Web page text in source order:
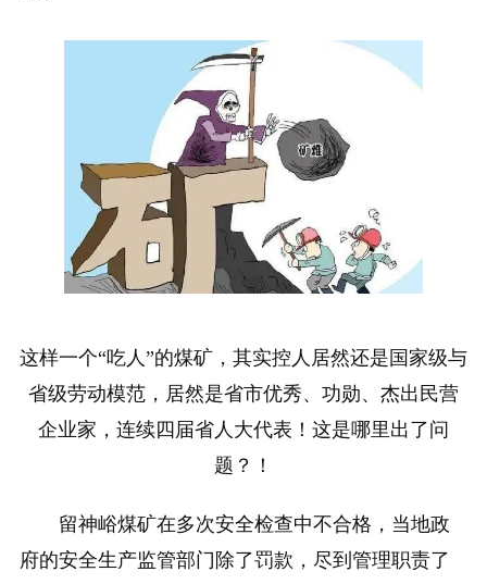
这样一个“吃人”的煤矿，其实控人居然还是国家级与
省级劳动模范，居然是省市优秀、功勋、杰出民营
企业家，连续四届省人大代表！这是哪里出了问
题？！
留神峪煤矿在多次安全检查中不合格，当地政
府的安全生产监管部门除了罚款，尽到管理职责了